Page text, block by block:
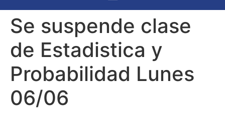
Se suspende clase
de Estadistica y
Probabilidad Lunes
06/06